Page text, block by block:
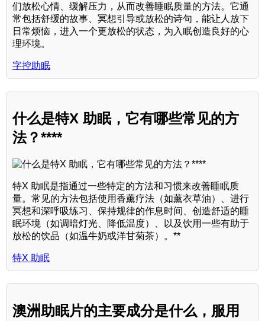
们放松心情、缓解压力，从而改善睡眠质量的方法。它通
常包括舒缓的故事、冥想引导或放松的诗句，能让人放下
日常烦恼，进入一个更放松的状态，为入眠创造良好的心
理环境。
字控助眠
什么是特X 助眠，它有哪些常见的方
法？****
特X 助眠是指通过一些特定的方法和习惯来改善睡眠质
量。常见的方法包括使用香薰疗法（如薰衣草油）、进行
冥想和深呼吸练习、保持规律的作息时间、创造舒适的睡
眠环境（如调暗灯光、降低温度）、以及饮用一些有助于
放松的饮品（如温牛奶或洋甘菊茶）。**
特X 助眠
澳洲助眠片的主要成分是什么，服用